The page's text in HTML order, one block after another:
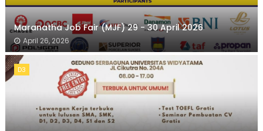
Maranatha Job Fair (MJF) 29 - 30 April 2026
April 26, 2026
D3